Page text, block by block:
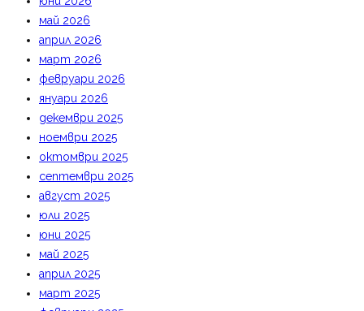
май 2026
април 2026
март 2026
февруари 2026
януари 2026
декември 2025
ноември 2025
октомври 2025
септември 2025
август 2025
юли 2025
юни 2025
май 2025
април 2025
март 2025